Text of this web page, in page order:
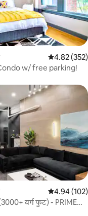
औसत रेटिंग 5
4.82 (352)
w/ free parking!
औसत रेटिंग 5
4.94 (102)
वर्ग फुट) - PRIME